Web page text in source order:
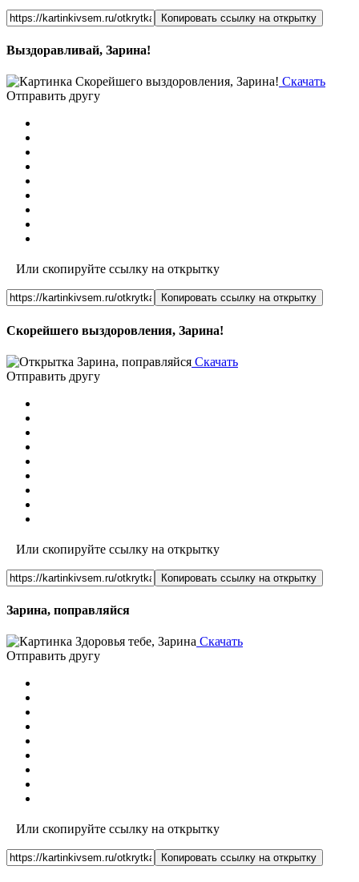
Копировать ссылку на открытку
Выздоравливай, Зарина!
Скачать
Отправить другу
Или скопируйте ссылку на открытку
Копировать ссылку на открытку
Скорейшего выздоровления, Зарина!
Скачать
Отправить другу
Или скопируйте ссылку на открытку
Копировать ссылку на открытку
Зарина, поправляйся
Скачать
Отправить другу
Или скопируйте ссылку на открытку
Копировать ссылку на открытку